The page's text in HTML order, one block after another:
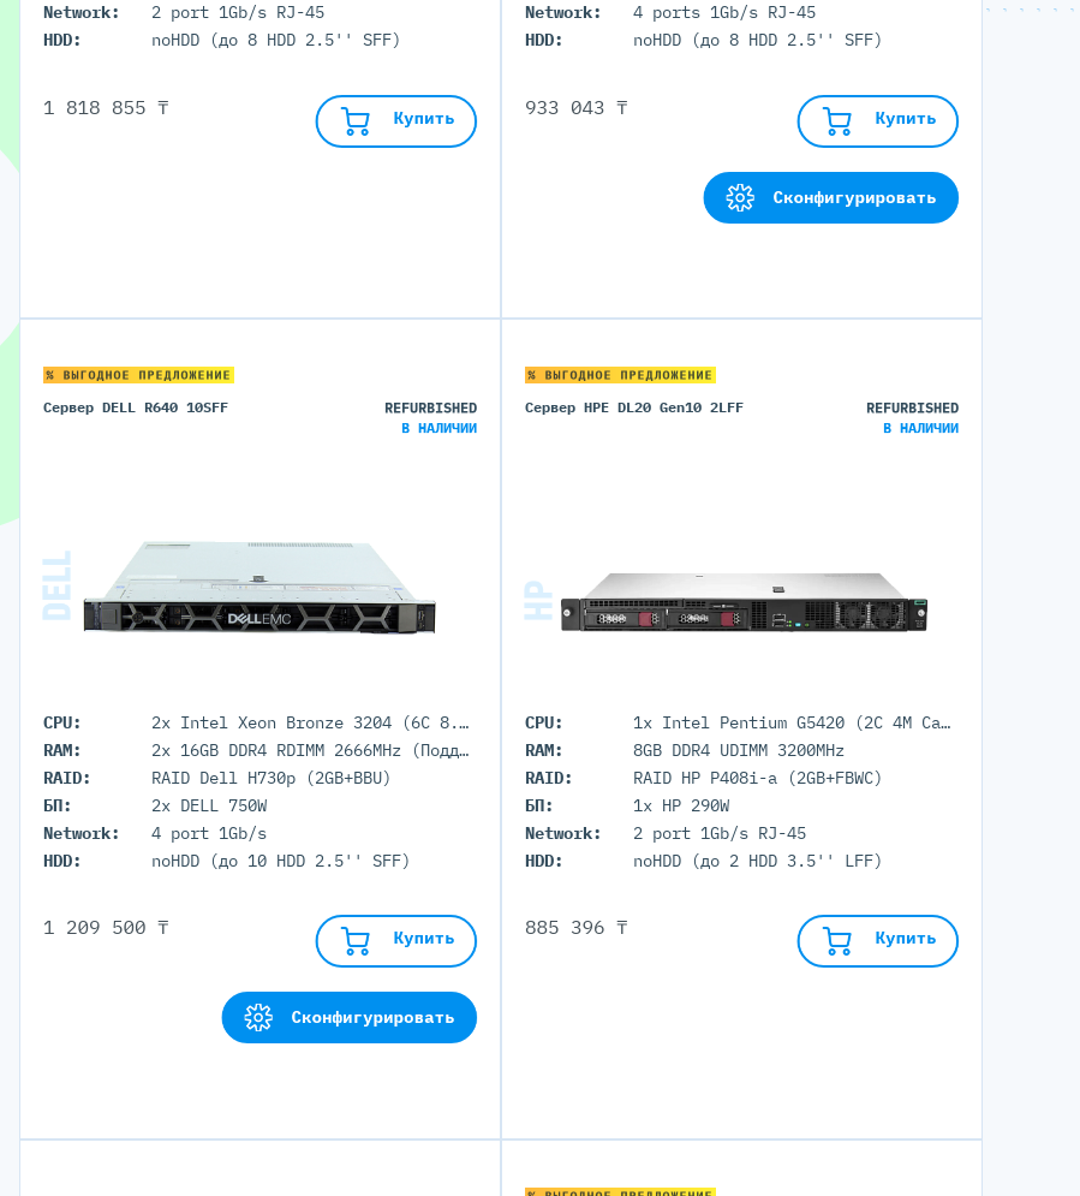
Network:
2 port 1Gb/s RJ-45
HDD:
noHDD (до 8 HDD 2.5'' SFF)
1 818 855 ₸ Купить
Network:
4 ports 1Gb/s RJ-45
HDD:
noHDD (до 8 HDD 2.5'' SFF)
933 043 ₸ Купить
Сконфигурировать
% ВЫГОДНОЕ ПРЕДЛОЖЕНИЕ
Сервер DELL R640 10SFF
REFURBISHED
В НАЛИЧИИ
CPU:
2x Intel Xeon Bronze 3204 (6C 8.25M Cache 1.90 GHz)
RAM:
2x 16GB DDR4 RDIMM 2666MHz (Поддержка до 3Тб максимально, 24 DIMM портов)
RAID:
RAID Dell H730p (2GB+BBU)
БП:
2x DELL 750W
Network:
4 port 1Gb/s
HDD:
noHDD (до 10 HDD 2.5'' SFF)
1 209 500 ₸ Купить
Сконфигурировать
% ВЫГОДНОЕ ПРЕДЛОЖЕНИЕ
Сервер HPE DL20 Gen10 2LFF
REFURBISHED
В НАЛИЧИИ
CPU:
1x Intel Pentium G5420 (2C 4M Cache 3.80 GHz)
RAM:
8GB DDR4 UDIMM 3200MHz
RAID:
RAID HP P408i-a (2GB+FBWC)
БП:
1x HP 290W
Network:
2 port 1Gb/s RJ-45
HDD:
noHDD (до 2 HDD 3.5'' LFF)
885 396 ₸ Купить